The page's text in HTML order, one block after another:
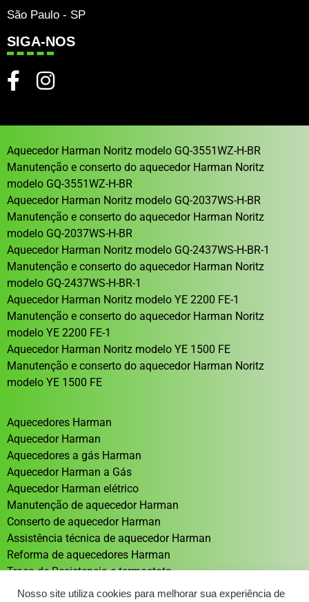
São Paulo - SP
SIGA-NOS
Aquecedor Harman Noritz modelo GQ-3551WZ-H-BR
Manutenção e conserto do aquecedor Harman Noritz
modelo GQ-3551WZ-H-BR
Aquecedor Harman Noritz modelo GQ-2037WS-H-BR
Manutenção e conserto do aquecedor Harman Noritz
modelo GQ-2037WS-H-BR
Aquecedor Harman Noritz modelo GQ-2437WS-H-BR-1
Manutenção e conserto do aquecedor Harman Noritz
modelo GQ-2437WS-H-BR-1
Aquecedor Harman Noritz modelo YE 2200 FE-1
Manutenção e conserto do aquecedor Harman Noritz
modelo YE 2200 FE-1
Aquecedor Harman Noritz modelo YE 1500 FE
Manutenção e conserto do aquecedor Harman Noritz
modelo YE 1500 FE
Aquecedores Harman
Aquecedor Harman
Aquecedores a gás Harman
Aquecedor Harman a Gás
Aquecedor Harman elétrico
Manutenção de aquecedor Harman
Conserto de aquecedor Harman
Assistência técnica de aquecedor Harman
Reforma de aquecedores Harman
Troca de Resistencia e termostato
Aquecedor solar Sistema de aquecimento solar
Nosso site utiliza cookies para melhorar sua experiência de